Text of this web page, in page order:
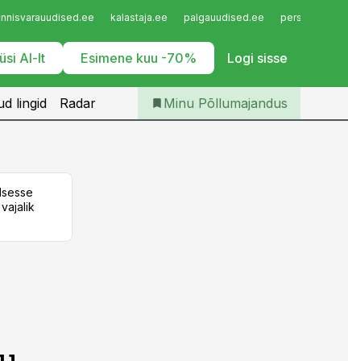
kalastaja.ee palgauudised.ee
AI-lt Esimene kuu -70% Logi sisse
Iseteenindus
Telli Põllumajandus
lingid Radar Minu Põllumajandus